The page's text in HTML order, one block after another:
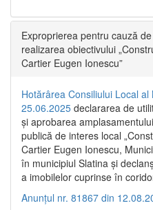
Exproprierea pentru cauză
realizarea obiectivului
Cartier Eugen Ionescu”
Hotărârea Consiliului Local
25.06.2025 declararea de
și aprobarea
publică de interes local
Cartier Eugen Ionescu,
în municipiul Slatina și
a imobilelor cuprinse în
Anunțul nr. 81867 din